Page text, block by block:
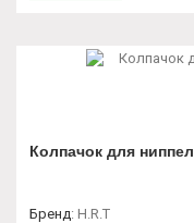
Колпачок для
Бренд: H.R.T